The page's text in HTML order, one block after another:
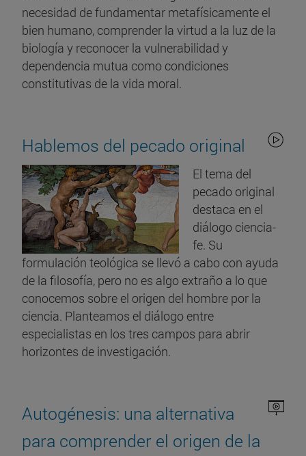
necesidad de fundamentar metafísicamente el
bien humano, comprender la virtud a la luz de la
biología y reconocer la vulnerabilidad y
dependencia mutua como condiciones
constitutivas de la vida moral.
Hablemos del pecado original
El tema del
pecado original
destaca en el
diálogo ciencia-
fe. Su
formulación teológica se llevó a cabo con ayuda
de la filosofía, pero no es algo extraño a lo que
conocemos sobre el origen del hombre por la
ciencia. Planteamos el diálogo entre
especialistas en los tres campos para abrir
horizontes de investigación.
Autogénesis: una alternativa
para comprender el origen de la